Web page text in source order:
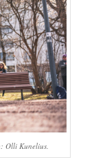
Olli Kunelius.